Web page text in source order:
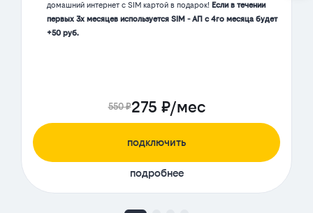
домашний интернет с SIM картой в подарок! Если в течении
первых 3х месяцев используется SIM - АП с 4го месяца будет
+50 руб.
550 ₽275 ₽/мес
подключить
подробнее